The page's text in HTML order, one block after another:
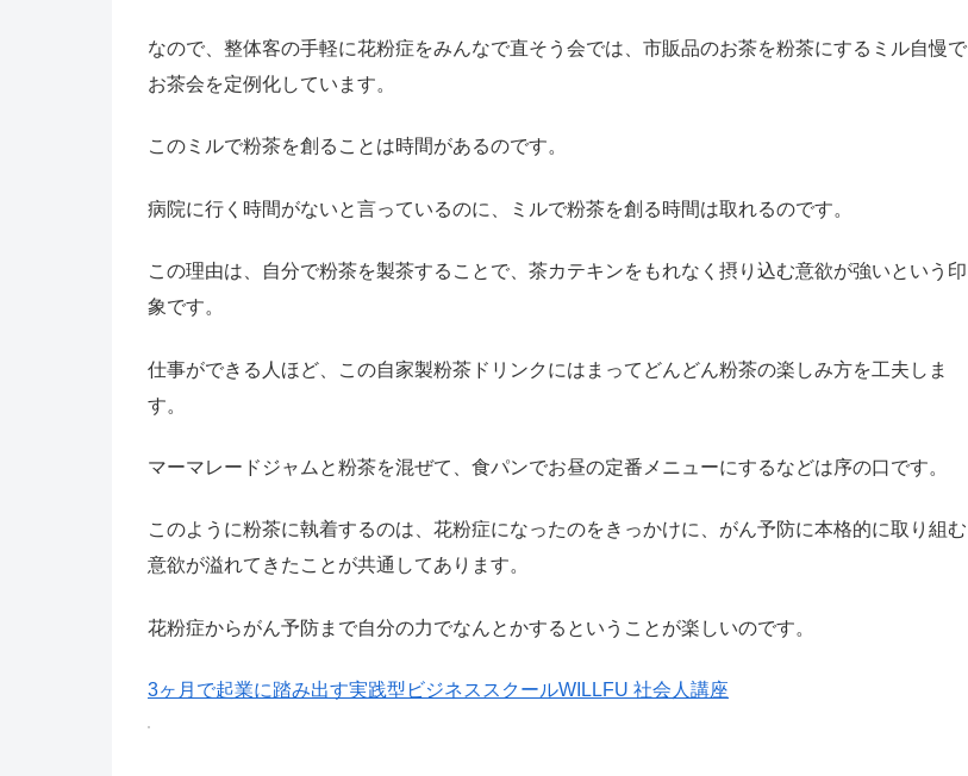
なので、整体客の手軽に花粉症をみんなで直そう会では、市販品のお茶を粉茶にするミル自慢で
お茶会を定例化しています。
このミルで粉茶を創ることは時間があるのです。
病院に行く時間がないと言っているのに、ミルで粉茶を創る時間は取れるのです。
この理由は、自分で粉茶を製茶することで、茶カテキンをもれなく摂り込む意欲が強いという印
象です。
仕事ができる人ほど、この自家製粉茶ドリンクにはまってどんどん粉茶の楽しみ方を工夫しま
す。
マーマレードジャムと粉茶を混ぜて、食パンでお昼の定番メニューにするなどは序の口です。
このように粉茶に執着するのは、花粉症になったのをきっかけに、がん予防に本格的に取り組む
意欲が溢れてきたことが共通してあります。
花粉症からがん予防まで自分の力でなんとかするということが楽しいのです。
3ヶ月で起業に踏み出す実践型ビジネススクールWILLFU 社会人講座